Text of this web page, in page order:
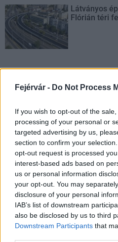
Fejérvár - Do Not Process
If you wish to opt-out of the
processing of your personal or
targeted advertising by us,
section to confirm your
opt-out request is processed
interest-based ads based on
us or personal information
your opt-out. You may
disclosure of your personal
IAB’s list of downstream
also be disclosed by us to third
Downstream Participants that
Látványos
Flórián téri
AJÁNLJUK MÉG
Aktuális
Paks II.: Mit jelent az 5.
felülvizsgálat árnyékában?